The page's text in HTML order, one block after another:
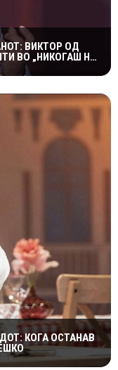
ВИКТОР ОД
ВО „НИКОГАШ НЕ
КОГА ОСТАНАВ